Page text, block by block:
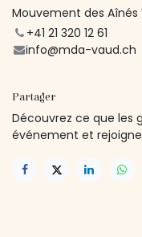
Mouvement des Aînés
+41 21 320 12 61
info@mda-vaud.ch
Partager
Découvrez ce que les
événement et